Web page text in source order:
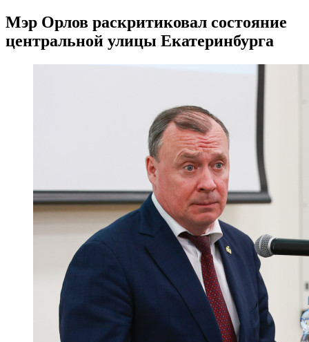
Мэр Орлов раскритиковал состояние
центральной улицы Екатеринбурга